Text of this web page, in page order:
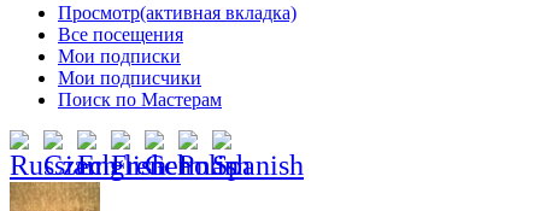
Просмотр(активная вкладка)
Все посещения
Мои подписки
Мои подписчики
Поиск по Мастерам